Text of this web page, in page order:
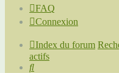
FAQ
Connexion
Index du forum
actifs
Rechercher